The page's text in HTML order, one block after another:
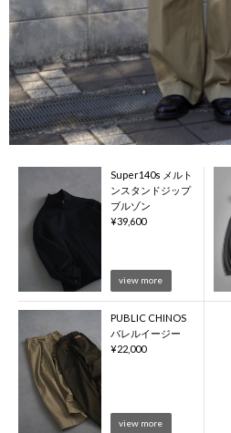
Super140s メルト
ンスタンドジップ
ブルゾン
¥39,600
view more
PUBLIC CHINOS
バレルイージー
¥22,000
view more